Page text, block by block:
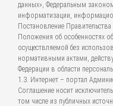
данных», Федеральным
информатизации,
Постановление
Положения об особенностях
осуществляемой без
нормативными актами,
Федерации в области
1.3. Интернет – портал
Соглашение носит
том числе из публичных